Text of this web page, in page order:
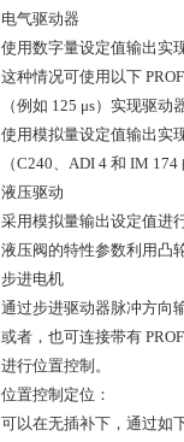
电气驱动器
使用数字量设定值输出实
这种情况可使用以下
（例如 125 μs）实现驱动
使用模拟量设定值输出实
（C240、ADI 4 和 IM 174
液压驱动
采用模拟量输出设定值进
液压阀的特性参数利用凸
步进电机
通过步进驱动器脉冲方向
或者，也可连接带有
进行位置控制。
位置控制定位：
可以在无插补下，通过如